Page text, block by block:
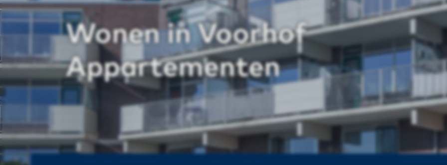
Wonen in Voorhof
Appartementen